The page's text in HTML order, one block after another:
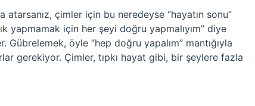
çimler için bu neredeyse “hayatın sonu”
yapmamak için her şeyi doğru yapmalıyım” diye
öyle “hep doğru yapalım” mantığıyla
gerekiyor. Çimler, tıpkı hayat gibi, bir şeylere fazla